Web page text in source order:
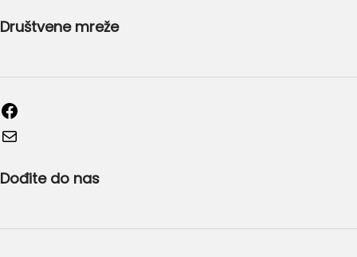
Društvene mreže
Dođite do nas